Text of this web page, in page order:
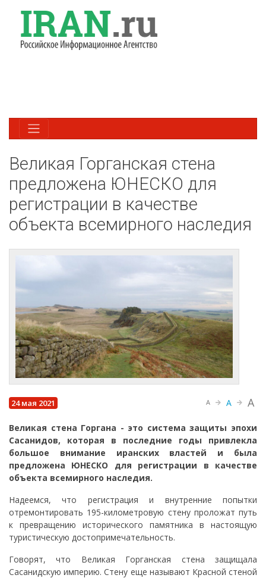
Великая Горганская стена
предложена ЮНЕСКО для
регистрации в качестве
объекта всемирного наследия
24 мая 2021 A A A
Великая стена Горгана - это система защиты эпохи
Сасанидов, которая в последние годы привлекла
большое внимание иранских властей и была
предложена ЮНЕСКО для регистрации в качестве
объекта всемирного наследия.
Надеемся, что регистрация и внутренние попытки
отремонтировать 195-километровую стену проложат путь
к превращению исторического памятника в настоящую
туристическую достопримечательность.
Говорят, что Великая Горганская стена защищала
Сасанидскую империю. Стену еще называют Красной стеной